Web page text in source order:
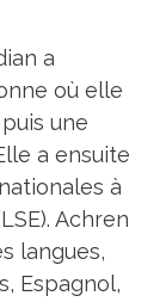
a
où elle
une
a ensuite
à
Achren
langues,
Espagnol,